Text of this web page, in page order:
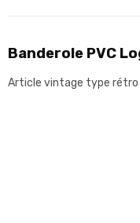
Banderole PVC
Article vintage type rétro